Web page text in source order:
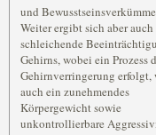
und
Weiter ergibt sich aber auch
schleichende
Gehirns, wobei ein Prozess
Gehirnverringerung erfolgt,
auch ein zunehmendes
Körpergewicht sowie
unkontrollierbare